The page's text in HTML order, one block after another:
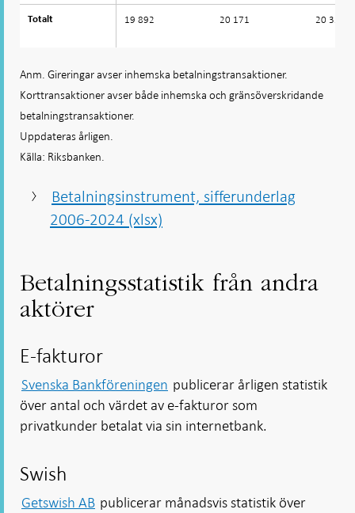
Totalt
Totalt 19 892 20 171 20 334
Anm. Gireringar avser inhemska betalningstransaktioner.
Korttransaktioner avser både inhemska och gränsöverskridande
betalningstransaktioner.
Uppdateras årligen.
Källa: Riksbanken.
Betalningsinstrument, sifferunderlag
2006-2024 (xlsx)
Betalningsstatistik från andra
aktörer
E-fakturor
Svenska Bankföreningen publicerar årligen statistik
över antal och värdet av e-fakturor som
privatkunder betalat via sin internetbank.
Swish
Getswish AB publicerar månadsvis statistik över